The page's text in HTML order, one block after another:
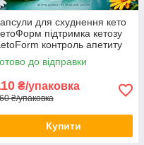
для схуднення кето
підтримка кетозу
контроль апетиту
щодня optD114105 opt-
05
до відправки
₴/упаковка
₴/упаковка
Купити